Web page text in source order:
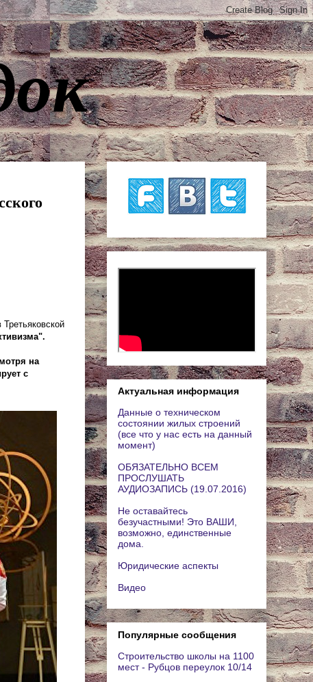
на
с
Актуальная информация
Данные о техническом
состоянии жилых строений
(все что у нас есть на данный
момент)
ОБЯЗАТЕЛЬНО ВСЕМ
ПРОСЛУШАТЬ
АУДИОЗАПИСЬ (19.07.2016)
Не оставайтесь
безучастными! Это ВАШИ,
возможно, единственные
дома.
Юридические аспекты
Видео
Популярные сообщения
Строительство школы на 1100
мест - Рубцов переулок 10/14